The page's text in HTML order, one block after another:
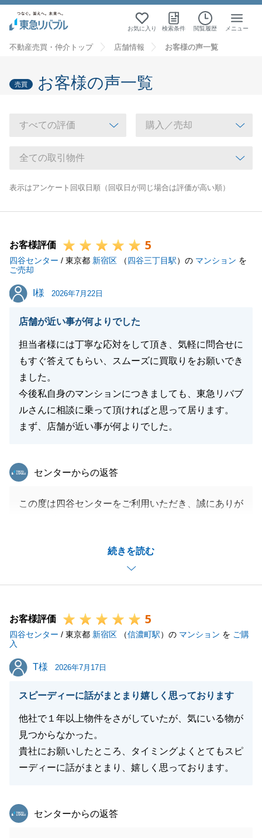
お気に入り 検索条件 閲覧履歴 メニュー
不動産売買・仲介トップ 店舗情報 お客様の声一覧
売買 お客様の声一覧
表示はアンケート回収日順（回収日が同じ場合は評価が高い順）
お客様評価 5
四谷センター / 東京都 新宿区 （四谷三丁目駅）の マンション を
ご売却
I様
I様 2026年7月22日
店舗が近い事が何よりでした
担当者様には丁寧な応対をして頂き、気軽に問合せに
もすぐ答えてもらい、スムーズに買取りをお願いでき
ました。
今後私自身のマンションにつきましても、東急リバブ
ルさんに相談に乗って頂ければと思って居ります。
まず、店舗が近い事が何よりでした。
続きを読む
東急リバブル
センターからの返答
この度は四谷センターをご利用いただき、誠にありが
入させていただくお取引でしたが、I様、並びに皆様
の多大なるご協力のおかげで、お引渡しまでスムーズ
に進めることができました。重ねて御礼申し上げま
ご自宅のすぐ近くに四谷センターがございますので、
I様ご所有のマンションのご相談も含めて、またお役
くださいませ。
閉じる
お客様評価 5
四谷センター / 東京都 新宿区 （信濃町駅）の マンション を ご購
入
T様
T様 2026年7月17日
スピーディーに話がまとまり嬉しく思っております
他社で１年以上物件をさがしていたが、気にいる物が
見つからなかった。
貴社にお願いしたところ、タイミングよくとてもスピ
ーディーに話がまとまり、嬉しく思っております。
東急リバブル
センターからの返答